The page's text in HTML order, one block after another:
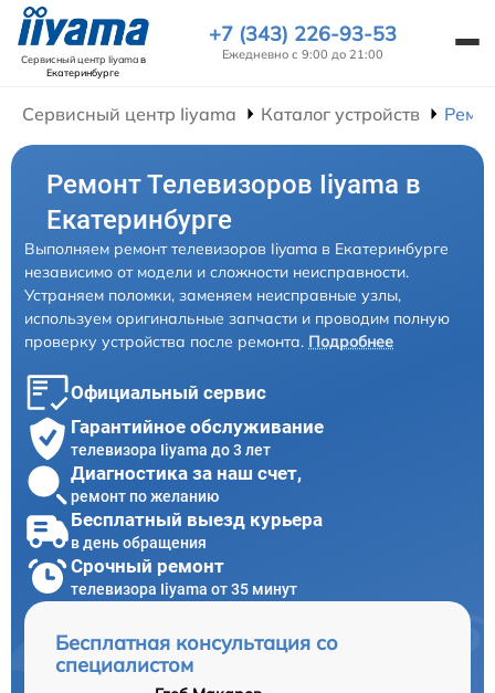
Сервисный центр Iiyamaв
Екатеринбурге
+7 (343) 226-93-53
Ежедневно с 9:00 до 21:00
Сервисный центр Iiyama Каталог устройств
Ремонт Телевизоров Iiyama в
Екатеринбурге
Выполняем ремонт телевизоров Iiyama в Екатеринбурге
независимо от модели и сложности неисправности.
Устраняем поломки, заменяем неисправные узлы,
используем оригинальные запчасти и проводим полную
проверку устройства после ремонта. Подробнее
Официальный сервис
Гарантийное обслуживание
телевизора Iiyama до 3 лет
Диагностика за наш счет,
ремонт по желанию
Бесплатный выезд курьера
в день обращения
Срочный ремонт
телевизора Iiyama от 35 минут
Бесплатная консультация со
специалистом